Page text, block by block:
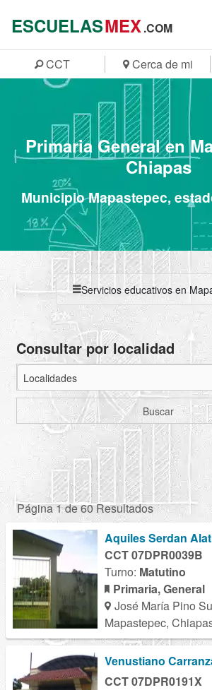
ESCUELASMEX.COM
CCT Cerca de mi
Primaria General en
Chiapas
Municipio Mapastepec,
Servicios educativos en
Consultar por localidad
Buscar
Página 1 de 60 Resultados
Aquiles Serdan
CCT 07DPR0039B
Turno: Matutino
Primaria, General
José María Pino
Mapastepec,
Venustiano
CCT 07DPR0191X